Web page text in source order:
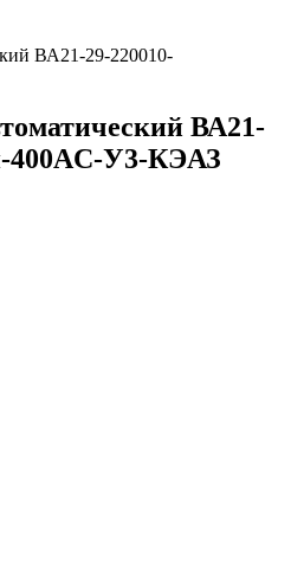
ВА21-29-220010-
ВА21-
400AC-У3-КЭАЗ